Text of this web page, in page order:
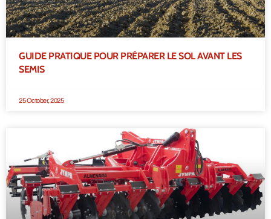
GUIDE PRATIQUE POUR PRÉPARER LE SOL AVANT LES
SEMIS
25 October, 2025